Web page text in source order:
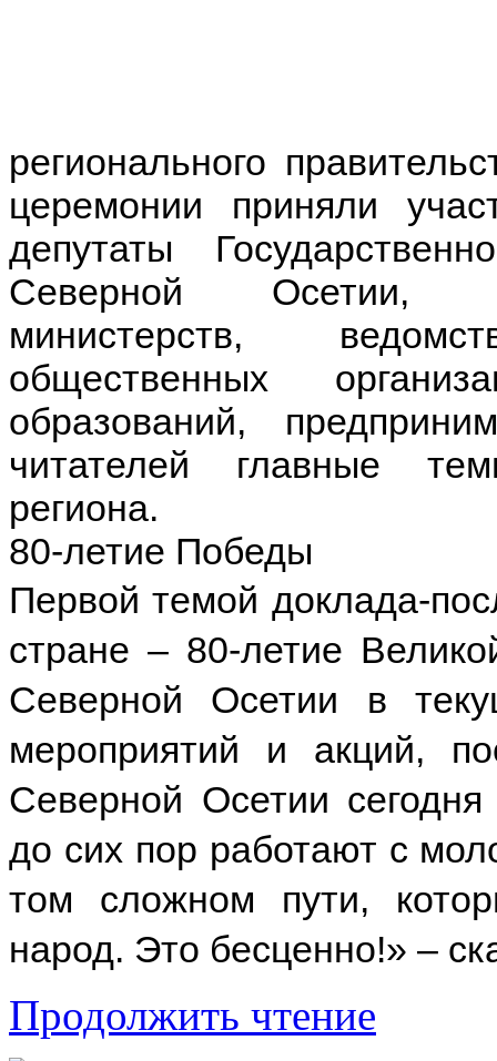
регионального
церемонии приняли
депутаты
Северной Осетии,
министерств,
общественных
образований,
читателей главные
региона.
80-летие Победы
Первой темой доклада-
стране – 80-летие
Северной Осетии в
мероприятий и акций,
Северной Осетии
до сих пор работают с
том сложном пути,
народ. Это бесценно!» –
Продолжить чтение